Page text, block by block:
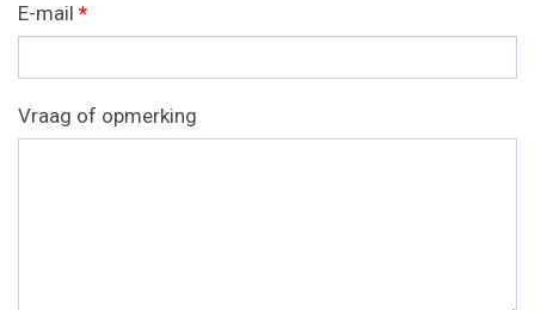
E-mail *
Vraag of opmerking